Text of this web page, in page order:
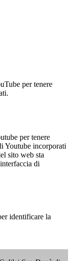
per tenere
per tenere
Youtube incorporati
sito web sta
di
identificare la